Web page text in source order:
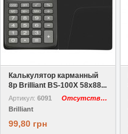
Калькулятор карманный
8р Brilliant BS-100Х 58х88...
Артикул: 6091
Отсутствует
Brilliant
99,80 грн